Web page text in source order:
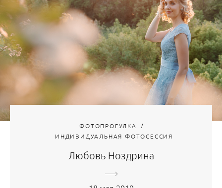
ФОТОПРОГУЛКА
ИНДИВИДУАЛЬНАЯ ФОТОСЕССИЯ
Любовь Ноздрина